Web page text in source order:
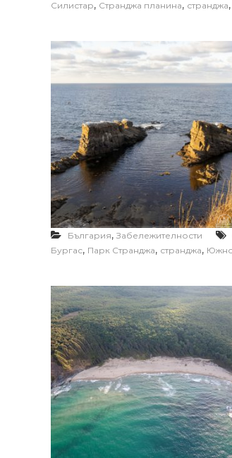
Силистар, Странджа планина, странджа,
България, Забележителности
Бургас, Парк Странджа, странджа,